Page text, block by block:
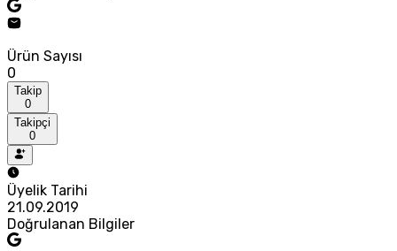
Ürün Sayısı
0
Takip
0
Takipçi
0
Üyelik Tarihi
21.09.2019
Doğrulanan Bilgiler